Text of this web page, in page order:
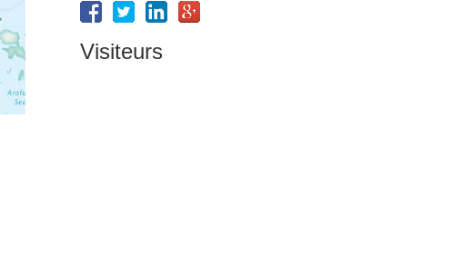
Visiteurs